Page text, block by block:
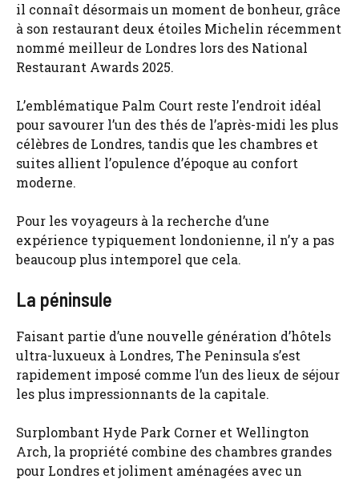
il connaît désormais un moment de bonheur, grâce
à son restaurant deux étoiles Michelin récemment
nommé meilleur de Londres lors des National
Restaurant Awards 2025.
L’emblématique Palm Court reste l’endroit idéal
pour savourer l’un des thés de l’après-midi les plus
célèbres de Londres, tandis que les chambres et
suites allient l’opulence d’époque au confort
moderne.
Pour les voyageurs à la recherche d’une
expérience typiquement londonienne, il n’y a pas
beaucoup plus intemporel que cela.
La péninsule
Faisant partie d’une nouvelle génération d’hôtels
ultra-luxueux à Londres, The Peninsula s’est
rapidement imposé comme l’un des lieux de séjour
les plus impressionnants de la capitale.
Surplombant Hyde Park Corner et Wellington
Arch, la propriété combine des chambres grandes
pour Londres et joliment aménagées avec un